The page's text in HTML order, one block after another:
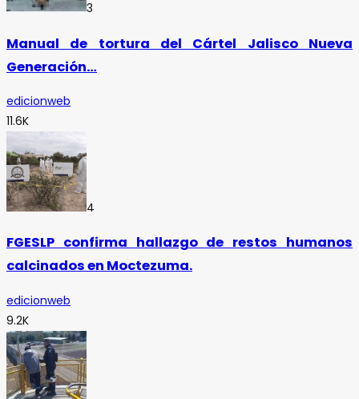
3
Manual de tortura del Cártel Jalisco Nueva
Generación…
edicionweb
11.6K
4
FGESLP confirma hallazgo de restos humanos
calcinados en Moctezuma.
edicionweb
9.2K